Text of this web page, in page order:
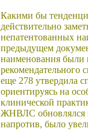
Какими бы
действительно
непатентованных
предыдущем
наименования были
рекомендательного
еще 278 утвердила
ориентируясь на
клинической
ЖНВЛС обновлялся в
напротив, было